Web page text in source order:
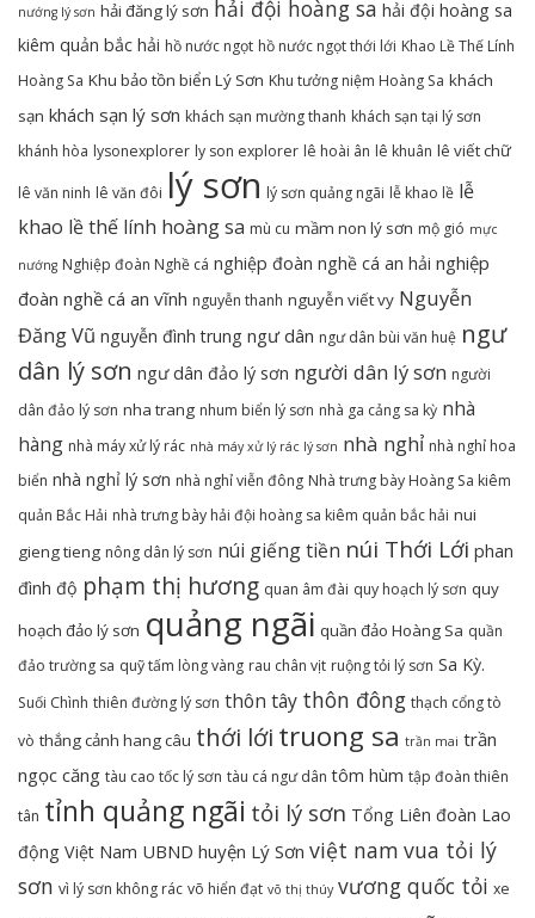
nướng lý sơn hải đăng lý sơn hải đội hoàng sa hải đội hoàng sa
kiêm quản bắc hải hồ nước ngọt hồ nước ngọt thới lới Khao Lề Thế Lính
Hoàng Sa Khu bảo tồn biển Lý Sơn Khu tưởng niệm Hoàng Sa khách
sạn khách sạn lý sơn khách sạn mường thanh khách sạn tại lý sơn
khánh hòa lysonexplorer ly son explorer lê hoài ân lê khuân lê viết chữ
lê văn ninh lê văn đôi lý sơn lý sơn quảng ngãi lễ khao lề lễ
khao lề thế lính hoàng sa mù cu mầm non lý sơn mộ gió mực
nướng Nghiệp đoàn Nghề cá nghiệp đoàn nghề cá an hải nghiệp
đoàn nghề cá an vĩnh nguyễn thanh nguyễn viết vy Nguyễn
Đăng Vũ nguyễn đình trung ngư dân ngư dân bùi văn huệ ngư
dân lý sơn ngư dân đảo lý sơn người dân lý sơn người
dân đảo lý sơn nha trang nhum biển lý sơn nhà ga cảng sa kỳ nhà
hàng nhà máy xử lý rác nhà máy xử lý rác lý sơn nhà nghỉ nhà nghỉ hoa
biển nhà nghỉ lý sơn nhà nghỉ viễn đông Nhà trưng bày Hoàng Sa kiêm
quản Bắc Hải nhà trưng bày hải đội hoàng sa kiêm quản bắc hải nui
gieng tieng nông dân lý sơn núi giếng tiền núi Thới Lới phan
đình độ phạm thị hương quan âm đài quy hoạch lý sơn quy
hoạch đảo lý sơn quảng ngãi quần đảo Hoàng Sa quần
đảo trường sa quỹ tấm lòng vàng rau chân vịt ruộng tỏi lý sơn Sa Kỳ.
Suối Chình thiên đường lý sơn thôn tây thôn đông thạch cổng tò
vò thắng cảnh hang câu thới lới truong sa trần mai trần
ngọc căng tàu cao tốc lý sơn tàu cá ngư dân tôm hùm tập đoàn thiên
tân tỉnh quảng ngãi tỏi lý sơn Tổng Liên đoàn Lao
động Việt Nam UBND huyện Lý Sơn việt nam vua tỏi lý
sơn vì lý sơn không rác võ hiển đạt võ thị thúy vương quốc tỏi xe